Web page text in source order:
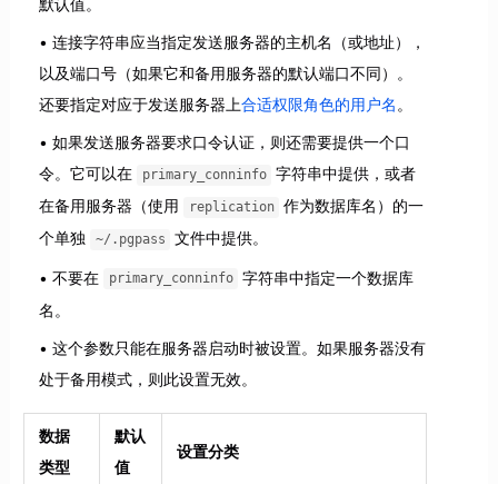
连接字符串应当指定发送服务器的主机名（或地址），
以及端口号（如果它和备用服务器的默认端口不同）。
还要指定对应于发送服务器上合适权限角色的用户名 。
如果发送服务器要求口令认证，则还需要提供一个口
令。它可以在
primary_conninfo
字符串中提供，或者
在备用服务器（使用
replication
作为数据库名）的一
个单独
~/.pgpass 文件中提供。
不要在 primary_conninfo
字符串中指定一个数据库
名。
这个参数只能在服务器启动时被设置。如果服务器没有
处于备用模式，则此设置无效。
数据
类型
默认
值
设置分类